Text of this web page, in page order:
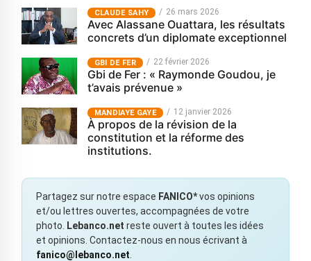
CLAUDE SAHY 26 mars 2026
Avec Alassane Ouattara, les résultats
concrets d’un diplomate exceptionnel
GBI DE FER 22 février 2026
Gbi de Fer : « Raymonde Goudou, je
t’avais prévenue »
MANDIAYE GAYE 12 janvier 2026
À propos de la révision de la
constitution et la réforme des
institutions.
Partagez sur notre espace FANICO*vos opinions
et/ou lettres ouvertes, accompagnées de votre
photo.
Lebanco.net reste ouvert à toutes les idées
et opinions. Contactez-nous en nous écrivant à
fanico@lebanco.net